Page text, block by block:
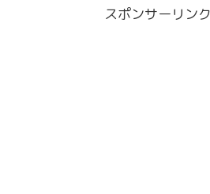
スポンサーリンク